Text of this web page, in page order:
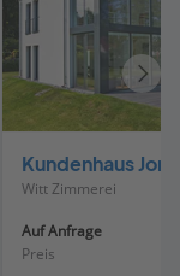
Kundenhaus
Witt Zimmerei
Auf Anfrage
Preis